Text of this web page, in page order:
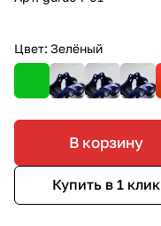
Цвет: Зелёный
В корзину
Купить в 1 клик